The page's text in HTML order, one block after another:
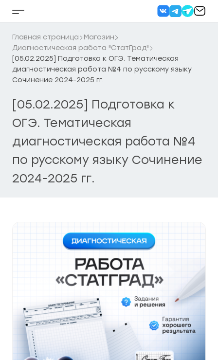
Кнопка
бокового
меню
Главная страница
Магазин
Диагностическая работа "СтатГрад"
[05.02.2025] Подготовка к ОГЭ. Тематическая
диагностическая работа №4 по русскому языку
Сочинение 2024-2025 гг.
[05.02.2025] Подготовка к
ОГЭ. Тематическая
диагностическая работа №4
по русскому языку Сочинение
2024-2025 гг.